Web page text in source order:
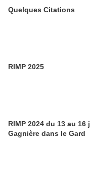
Quelques Citations
RIMP 2025
RIMP 2024 du 13 au 16
Gagnière dans le Gard